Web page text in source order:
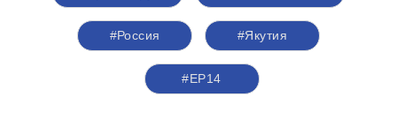
#Россия #Якутия
#ЕР14